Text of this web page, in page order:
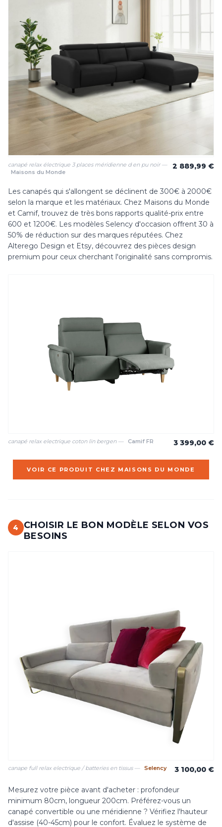
canapé relax électrique 3 places méridienne d en pu noir —
Maisons du Monde
2 889,99 €
Les canapés qui s'allongent se déclinent de 300€ à 2000€
selon la marque et les matériaux. Chez Maisons du Monde
et Camif, trouvez de très bons rapports qualité-prix entre
600 et 1200€. Les modèles Selency d'occasion offrent 30 à
50% de réduction sur des marques réputées. Chez
Alterego Design et Etsy, découvrez des pièces design
premium pour ceux cherchant l'originalité sans compromis.
canapé relax electrique coton lin bergen — Camif FR 3 399,00 €
VOIR CE PRODUIT CHEZ MAISONS DU MONDE
4
CHOISIR LE BON MODÈLE SELON VOS
BESOINS
canape full relax electrique / batteries en tissus — Selency 3 100,00 €
Mesurez votre pièce avant d'acheter : profondeur
minimum 80cm, longueur 200cm. Préférez-vous un
canapé convertible ou une méridienne ? Vérifiez l'hauteur
d'assise (40-45cm) pour le confort. Évaluez le système de